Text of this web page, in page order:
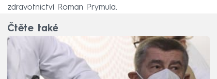
zdravotnictví Roman Prymula.
Čtěte také